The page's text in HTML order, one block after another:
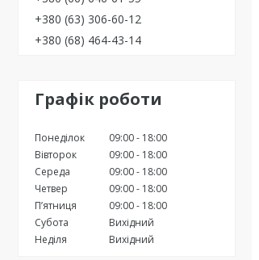
+380 (63) 306-60-12
+380 (68) 464-43-14
Графік роботи
Понеділок 09:00
18:00
Вівторок
09:00
18:00
Середа
09:00
18:00
Четвер
09:00
18:00
Пʼятниця
09:00
18:00
Субота
Вихідний
Неділя
Вихідний